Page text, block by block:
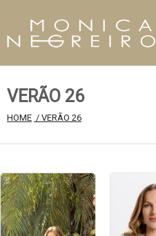
VERÃO 26
HOME / VERÃO 26